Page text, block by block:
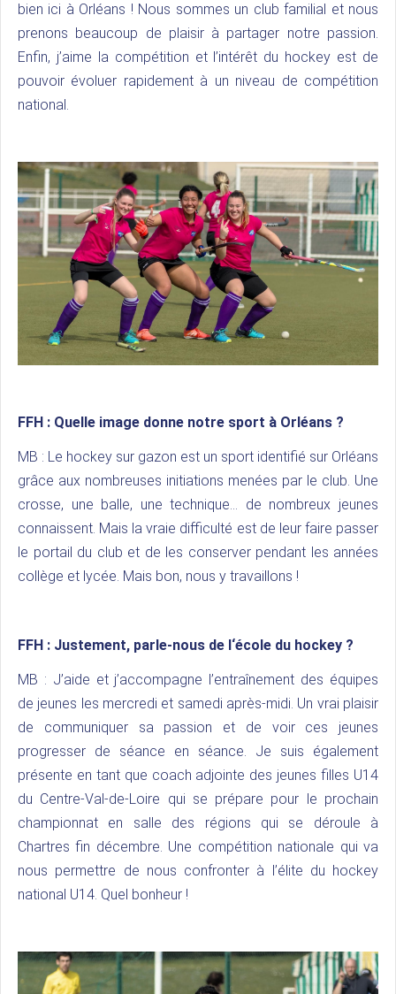
bien ici à Orléans ! Nous sommes un club familial et nous
prenons beaucoup de plaisir à partager notre passion.
Enfin, j’aime la compétition et l’intérêt du hockey est de
pouvoir évoluer rapidement à un niveau de compétition
national.
FFH : Quelle image donne notre sport à Orléans ?
MB : Le hockey sur gazon est un sport identifié sur Orléans
grâce aux nombreuses initiations menées par le club. Une
crosse, une balle, une technique… de nombreux jeunes
connaissent. Mais la vraie difficulté est de leur faire passer
le portail du club et de les conserver pendant les années
collège et lycée. Mais bon, nous y travaillons !
FFH : Justement, parle-nous de l‘école du hockey ?
MB : J’aide et j’accompagne l’entraînement des équipes
de jeunes les mercredi et samedi après-midi. Un vrai plaisir
de communiquer sa passion et de voir ces jeunes
progresser de séance en séance. Je suis également
présente en tant que coach adjointe des jeunes filles U14
du Centre-Val-de-Loire qui se prépare pour le prochain
championnat en salle des régions qui se déroule à
Chartres fin décembre. Une compétition nationale qui va
nous permettre de nous confronter à l’élite du hockey
national U14. Quel bonheur !